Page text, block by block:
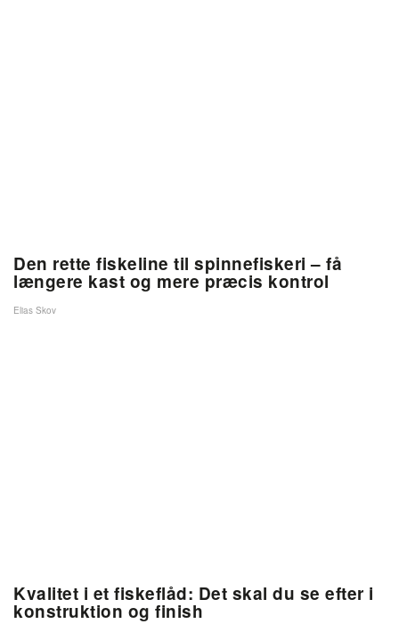
Den rette fiskeline til spinnefiskeri – få
længere kast og mere præcis kontrol
Elias Skov
Kvalitet i et fiskeflåd: Det skal du se efter i
konstruktion og finish